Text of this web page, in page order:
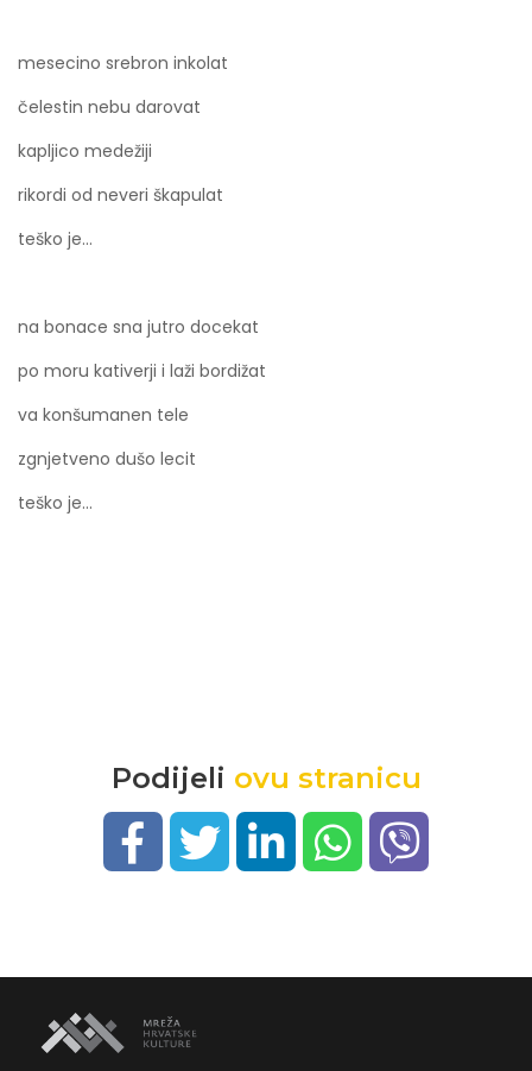
mesecino srebron inkolat
čelestin nebu darovat
kapljico medežiji
rikordi od neveri škapulat
teško je...
na bonace sna jutro docekat
po moru kativerji i laži bordižat
va konšumanen tele
zgnjetveno dušo lecit
teško je...
Podijeli ovu stranicu